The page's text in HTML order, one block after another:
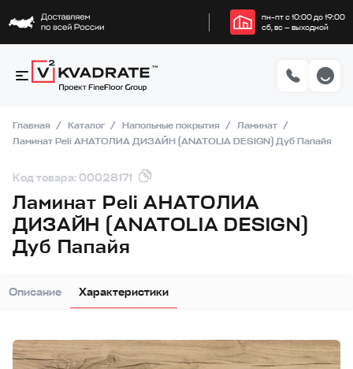
пн–пт с 10:00 до 19:00
сб, вс — выходной
Главная Каталог Напольные покрытия
Ламинат
Ламинат Peli АНАТОЛИА ДИЗАЙН (ANATOLIA DESIGN) Дуб Папайя
Код товара: 00028171
Ламинат Peli АНАТОЛИА
ДИЗАЙН (ANATOLIA DESIGN)
Дуб Папайя
Описание Характеристики